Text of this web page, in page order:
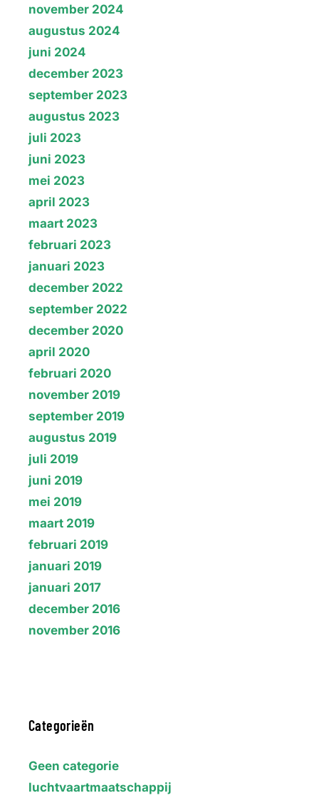
november 2024
augustus 2024
juni 2024
december 2023
september 2023
augustus 2023
juli 2023
juni 2023
mei 2023
april 2023
maart 2023
februari 2023
januari 2023
december 2022
september 2022
december 2020
april 2020
februari 2020
november 2019
september 2019
augustus 2019
juli 2019
juni 2019
mei 2019
maart 2019
februari 2019
januari 2019
januari 2017
december 2016
november 2016
Categorieën
Geen categorie
luchtvaartmaatschappij